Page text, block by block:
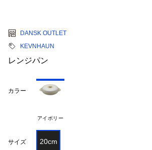
DANSK OUTLET
KEVNHAUN
レンジパン
カラー
アイボリー
サイズ 20cm